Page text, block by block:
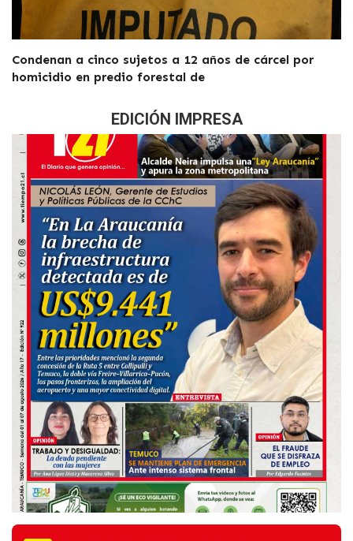
Condenan a cinco sujetos a 12 años de cárcel por
homicidio en predio forestal de
EDICIÓN IMPRESA